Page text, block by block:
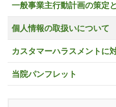
一般事業主行動計画の策定
個人情報の取扱いについて
カスタマーハラスメントに
当院パンフレット